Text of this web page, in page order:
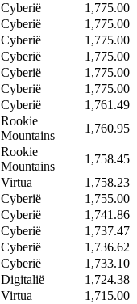
Cyberië
1,775.00
Cyberië
1,775.00
Cyberië
1,775.00
Cyberië
1,775.00
Cyberië
1,775.00
Cyberië
1,775.00
Cyberië
1,761.49
Rookie
Mountains
1,760.95
Rookie
Mountains
1,758.45
Virtua
1,758.23
Cyberië
1,755.00
Cyberië
1,741.86
Cyberië
1,737.47
Cyberië
1,736.62
Cyberië
1,733.10
Digitalië
1,724.38
Virtua
1,715.00